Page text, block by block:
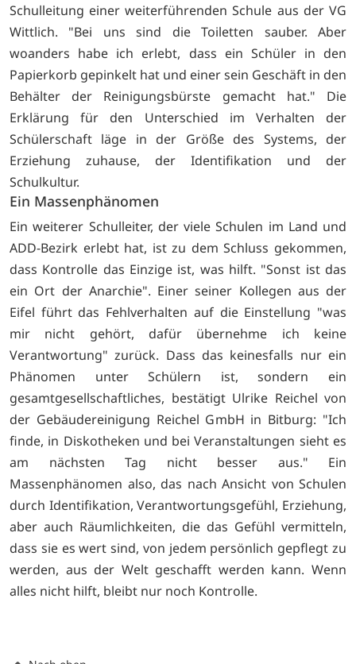
Schulleitung einer weiterführenden Schule aus der VG
Wittlich. "Bei uns sind die Toiletten sauber. Aber
woanders habe ich erlebt, dass ein Schüler in den
Papierkorb gepinkelt hat und einer sein Geschäft in den
Behälter der Reinigungsbürste gemacht hat." Die
Erklärung für den Unterschied im Verhalten der
Schülerschaft läge in der Größe des Systems, der
Erziehung zuhause, der Identifikation und der
Schulkultur.
Ein Massenphänomen
Ein weiterer Schulleiter, der viele Schulen im Land und
ADD-Bezirk erlebt hat, ist zu dem Schluss gekommen,
dass Kontrolle das Einzige ist, was hilft. "Sonst ist das
ein Ort der Anarchie". Einer seiner Kollegen aus der
Eifel führt das Fehlverhalten auf die Einstellung "was
mir nicht gehört, dafür übernehme ich keine
Verantwortung" zurück. Dass das keinesfalls nur ein
Phänomen unter Schülern ist, sondern ein
gesamtgesellschaftliches, bestätigt Ulrike Reichel von
der Gebäudereinigung Reichel GmbH in Bitburg: "Ich
finde, in Diskotheken und bei Veranstaltungen sieht es
am nächsten Tag nicht besser aus." Ein
Massenphänomen also, das nach Ansicht von Schulen
durch Identifikation, Verantwortungsgefühl, Erziehung,
aber auch Räumlichkeiten, die das Gefühl vermitteln,
dass sie es wert sind, von jedem persönlich gepflegt zu
werden, aus der Welt geschafft werden kann. Wenn
alles nicht hilft, bleibt nur noch Kontrolle.